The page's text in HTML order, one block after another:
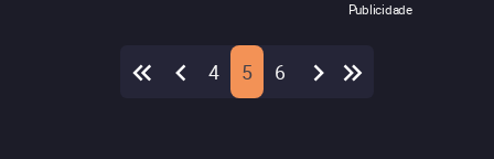
Publicidade
4 5 6